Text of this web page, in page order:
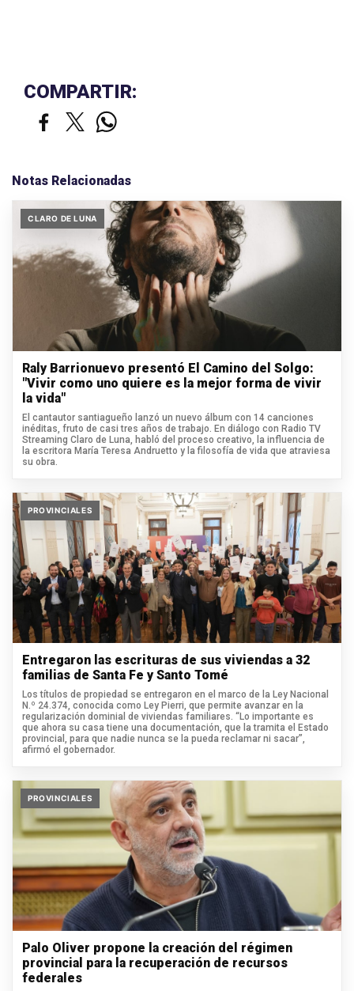
COMPARTIR:
Notas Relacionadas
CLARO DE LUNA
Raly Barrionuevo presentó El Camino del Solgo:
"Vivir como uno quiere es la mejor forma de vivir
la vida"
El cantautor santiagueño lanzó un nuevo álbum con 14 canciones
inéditas, fruto de casi tres años de trabajo. En diálogo con Radio TV
Streaming Claro de Luna, habló del proceso creativo, la influencia de
la escritora María Teresa Andruetto y la filosofía de vida que atraviesa
su obra.
PROVINCIALES
Entregaron las escrituras de sus viviendas a 32
familias de Santa Fe y Santo Tomé
Los títulos de propiedad se entregaron en el marco de la Ley Nacional
N.º 24.374, conocida como Ley Pierri, que permite avanzar en la
regularización dominial de viviendas familiares. “Lo importante es
que ahora su casa tiene una documentación, que la tramita el Estado
provincial, para que nadie nunca se la pueda reclamar ni sacar”,
afirmó el gobernador.
PROVINCIALES
Palo Oliver propone la creación del régimen
provincial para la recuperación de recursos
federales